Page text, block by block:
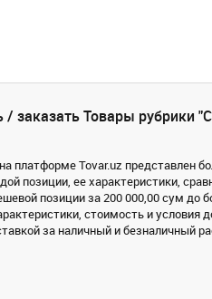
заказать Товары рубрики
платформе Tovar.uz представлен
позиции, ее характеристики,
позиции за 200 000,00 сум до
стоимость и условия
за наличный и безналичный